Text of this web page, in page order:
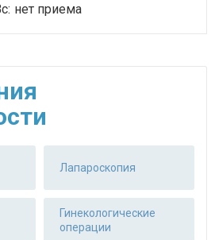
нет приема
Лапароскопия
Гинекологические
операции